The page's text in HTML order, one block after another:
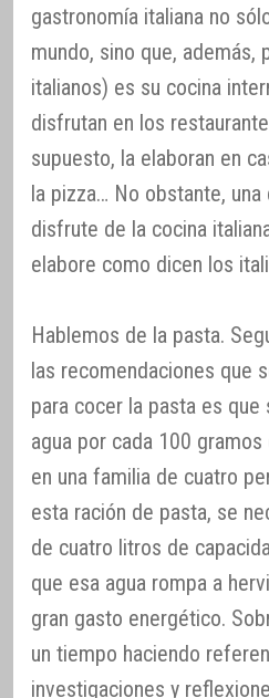
gastronomía italiana no
mundo, sino que, además,
italianos) es su cocina
disfrutan en los
supuesto, la elaboran en
la pizza… No obstante,
disfrute de la cocina
elabore como dicen los
Hablemos de la pasta.
las recomendaciones que
para cocer la pasta es
agua por cada 100
en una familia de cuatro
esta ración de pasta, se
de cuatro litros de
que esa agua rompa a
gran gasto energético.
un tiempo haciendo
investigaciones y